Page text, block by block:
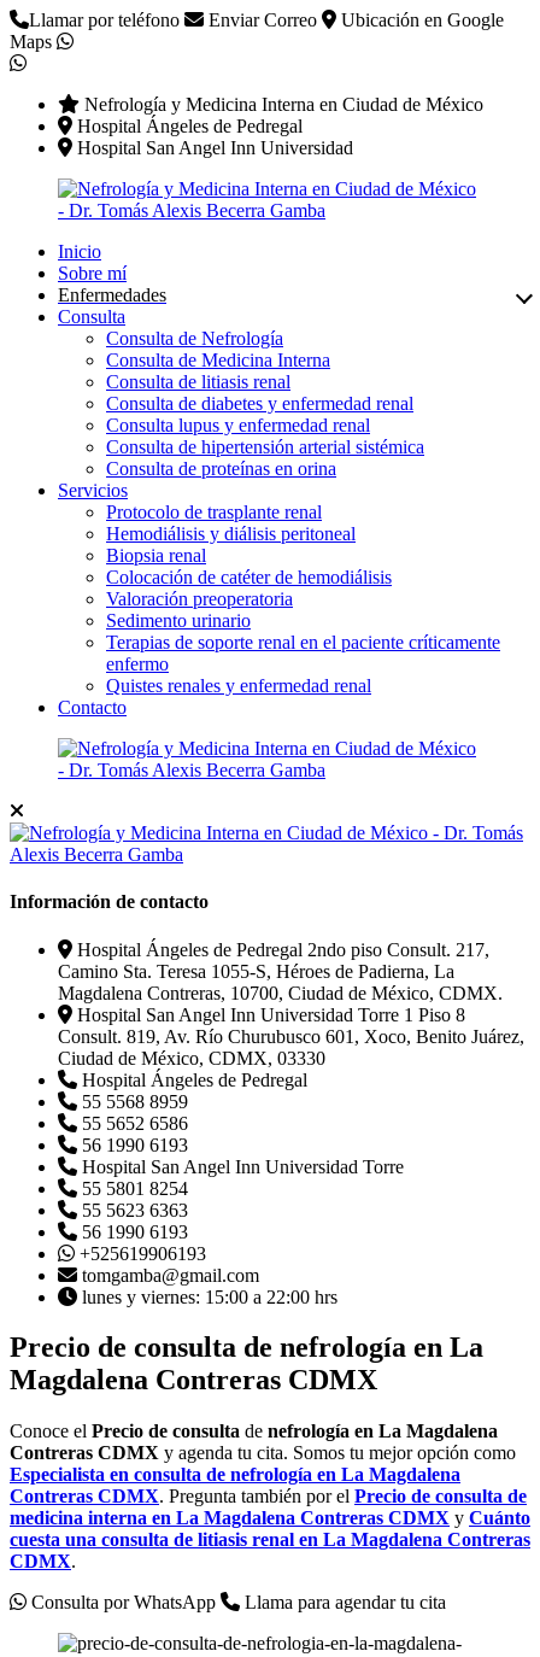
Llamar por teléfono Enviar Correo
Ubicación en Google
Maps
Nefrología y Medicina Interna en Ciudad de México
Hospital Ángeles de Pedregal
Hospital San Angel Inn Universidad
Inicio
Sobre mí
Enfermedades
Consulta
Consulta de Nefrología
Consulta de Medicina Interna
Consulta de litiasis renal
Consulta de diabetes y enfermedad renal
Consulta lupus y enfermedad renal
Consulta de hipertensión arterial sistémica
Consulta de proteínas en orina
Servicios
Protocolo de trasplante renal
Hemodiálisis y diálisis peritoneal
Biopsia renal
Colocación de catéter de hemodiálisis
Valoración preoperatoria
Sedimento urinario
Terapias de soporte renal en el paciente críticamente
enfermo
Quistes renales y enfermedad renal
Contacto
Información de contacto
Hospital Ángeles de Pedregal 2ndo piso Consult. 217,
Camino Sta. Teresa 1055-S, Héroes de Padierna, La
Magdalena Contreras, 10700, Ciudad de México, CDMX.
Hospital San Angel Inn Universidad Torre 1 Piso 8
Consult. 819, Av. Río Churubusco 601, Xoco, Benito Juárez,
Ciudad de México, CDMX, 03330
Hospital Ángeles de Pedregal
55 5568 8959
55 5652 6586
56 1990 6193
Hospital San Angel Inn Universidad Torre
55 5801 8254
55 5623 6363
56 1990 6193
+525619906193
tomgamba@gmail.com
lunes y viernes: 15:00 a 22:00 hrs
Precio de consulta de nefrología en La
Magdalena Contreras CDMX
Conoce el Precio de consulta de nefrología en La Magdalena
Contreras CDMX y agenda tu cita. Somos tu mejor opción como
Especialista en consulta de nefrología en La Magdalena
Contreras CDMX. Pregunta también por el Precio de consulta de
medicina interna en La Magdalena Contreras CDMX y Cuánto
cuesta una consulta de litiasis renal en La Magdalena Contreras
CDMX.
Consulta por WhatsApp
Llama para agendar tu cita